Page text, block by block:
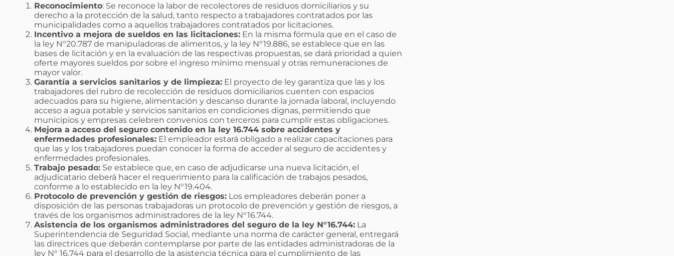
Reconocimiento: Se reconoce la labor de recolectores de residuos domiciliarios y su
derecho a la protección de la salud, tanto respecto a trabajadores contratados por las
municipalidades como a aquellos trabajadores contratados por licitaciones.
Incentivo a mejora de sueldos en las licitaciones: En la misma fórmula que en el caso de
la ley N°20.787 de manipuladoras de alimentos, y la ley N°19.886, se establece que en las
bases de licitación y en la evaluación de las respectivas propuestas, se dará prioridad a quien
oferte mayores sueldos por sobre el ingreso mínimo mensual y otras remuneraciones de
mayor valor.
Garantía a servicios sanitarios y de limpieza: El proyecto de ley garantiza que las y los
trabajadores del rubro de recolección de residuos domiciliarios cuenten con espacios
adecuados para su higiene, alimentación y descanso durante la jornada laboral, incluyendo
acceso a agua potable y servicios sanitarios en condiciones dignas, permitiendo que
municipios y empresas celebren convenios con terceros para cumplir estas obligaciones.
Mejora a acceso del seguro contenido en la ley 16.744 sobre accidentes y
enfermedades profesionales: El empleador estará obligado a realizar capacitaciones para
que las y los trabajadores puedan conocer la forma de acceder al seguro de accidentes y
enfermedades profesionales.
Trabajo pesado: Se establece que, en caso de adjudicarse una nueva licitación, el
adjudicatario deberá hacer el requerimiento para la calificación de trabajos pesados,
conforme a lo establecido en la ley N°19.404.
Protocolo de prevención y gestión de riesgos: Los empleadores deberán poner a
disposición de las personas trabajadoras un protocolo de prevención y gestión de riesgos, a
través de los organismos administradores de la ley N°16.744.
Asistencia de los organismos administradores del seguro de la ley N°16.744: La
Superintendencia de Seguridad Social, mediante una norma de carácter general, entregará
las directrices que deberán contemplarse por parte de las entidades administradoras de la
ley N° 16.744 para el desarrollo de la asistencia técnica para el cumplimiento de las